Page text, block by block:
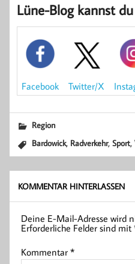
Lüne-Blog kannst
Facebook Twitter/X
Region
Bardowick, Radverkehr,Sport,
KOMMENTAR HINTERLASSEN
Deine E-Mail-Adresse wird
Erforderliche Felder sind mit
Kommentar*